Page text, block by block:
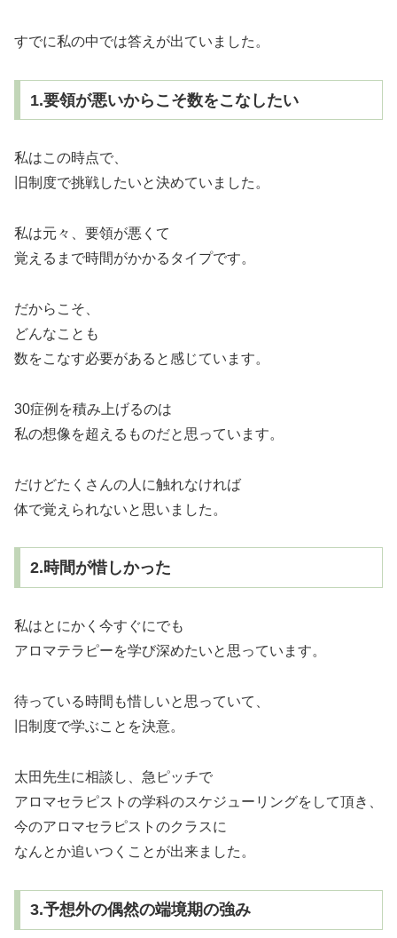
すでに私の中では答えが出ていました。
1.要領が悪いからこそ数をこなしたい
私はこの時点で、
旧制度で挑戦したいと決めていました。
私は元々、要領が悪くて
覚えるまで時間がかかるタイプです。
だからこそ、
どんなことも
数をこなす必要があると感じています。
30症例を積み上げるのは
私の想像を超えるものだと思っています。
だけどたくさんの人に触れなければ
体で覚えられないと思いました。
2.時間が惜しかった
私はとにかく今すぐにでも
アロマテラピーを学び深めたいと思っています。
待っている時間も惜しいと思っていて、
旧制度で学ぶことを決意。
太田先生に相談し、急ピッチで
アロマセラピストの学科のスケジューリングをして頂き、
今のアロマセラピストのクラスに
なんとか追いつくことが出来ました。
3.予想外の偶然の端境期の強み